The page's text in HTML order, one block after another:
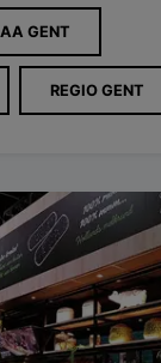
GENT
REGIO GENT